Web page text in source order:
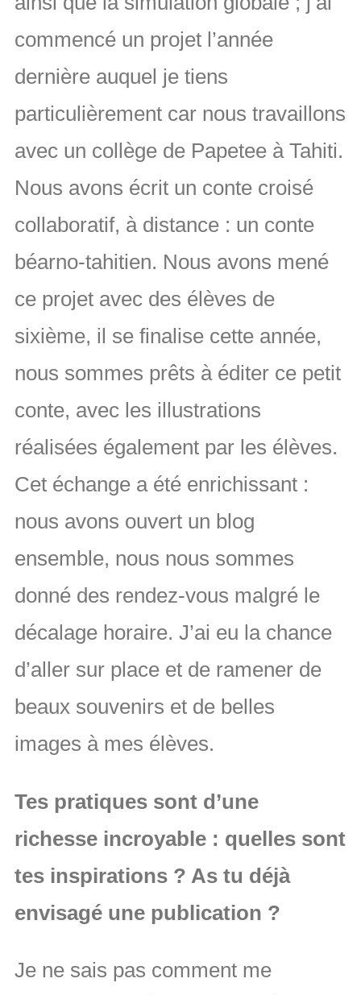
commencé un projet l’année
dernière auquel je tiens
particulièrement car nous travaillons
avec un collège de Papetee à Tahiti.
Nous avons écrit un conte croisé
collaboratif, à distance : un conte
béarno-tahitien. Nous avons mené
ce projet avec des élèves de
sixième, il se finalise cette année,
nous sommes prêts à éditer ce petit
conte, avec les illustrations
réalisées également par les élèves.
Cet échange a été enrichissant :
nous avons ouvert un blog
ensemble, nous nous sommes
donné des rendez-vous malgré le
décalage horaire. J’ai eu la chance
d’aller sur place et de ramener de
beaux souvenirs et de belles
images à mes élèves.
Tes pratiques sont d’une
richesse incroyable : quelles sont
tes inspirations ? As tu déjà
envisagé une publication ?
Je ne sais pas comment me